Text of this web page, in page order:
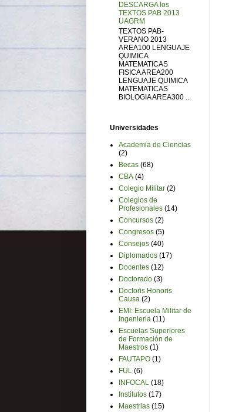
DESCARGA los
TEXTOS PAB 2013
UAGRM
TEXTOS PAB-
VERANO 2013
AREA100 LENGUAJE
QUIMICA
MATEMATICAS
FISICA AREA200
LENGUAJE QUIMICA
MATEMATICAS
BIOLOGIA AREA300 ...
Universidades
Academia de Ciencias
(2)
Becas (68)
CBA (4)
Colegio Militar (2)
Colegios de
Profesionales (14)
Concursos (2)
Congresos (5)
Consejos (40)
Diplomados (17)
Docentes (12)
Doctorado (3)
Doctoris Honoris
Causa (2)
EMI: Escuela Militar de
Ingenieria (11)
Escuelas Superiores
de Formación de
Maestros (1)
FAUTAPO (1)
FUL (6)
INFOCAL (18)
Institutos (17)
Maestrias (15)